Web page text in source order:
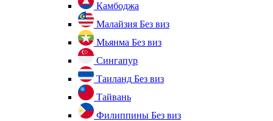
Камбоджа
Малайзия Без виз
Мьянма Без виз
Сингапур
Таиланд Без виз
Тайвань
Филиппины Без виз